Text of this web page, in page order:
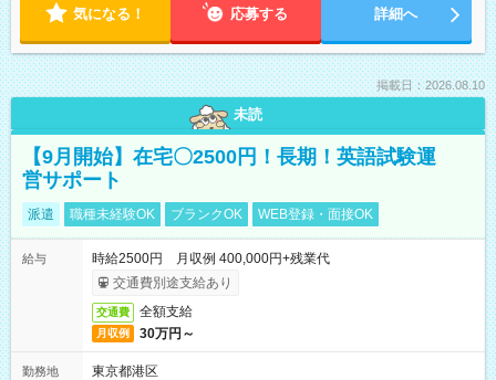
気になる！ 応募する 詳細へ
掲載日：2026.08.10
未読
【9月開始】在宅〇2500円！長期！英語試験運
営サポート
派遣 職種未経験OK ブランクOK WEB登録・面接OK
給与
時給2500円 月収例 400,000円+残業代
交通費別途支給あり
交通費 全額支給
月収例 30万円～
勤務地
東京都港区